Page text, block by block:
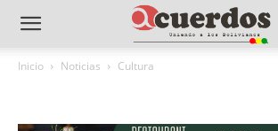
Inicio Noticias Cultura